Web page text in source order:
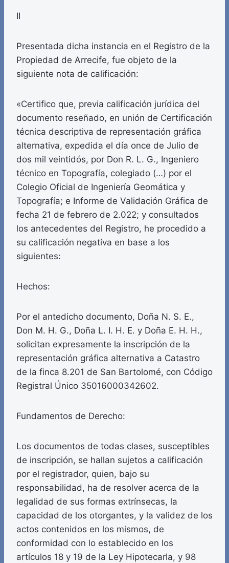
II
Presentada dicha instancia en el Registro de la
Propiedad de Arrecife, fue objeto de la
siguiente nota de calificación:
«Certifico que, previa calificación jurídica del
documento reseñado, en unión de Certificación
técnica descriptiva de representación gráfica
alternativa, expedida el día once de Julio de
dos mil veintidós, por Don R. L. G., Ingeniero
técnico en Topografía, colegiado (…) por el
Colegio Oficial de Ingeniería Geomática y
Topografía; e Informe de Validación Gráfica de
fecha 21 de febrero de 2.022; y consultados
los antecedentes del Registro, he procedido a
su calificación negativa en base a los
siguientes:
Hechos:
Por el antedicho documento, Doña N. S. E.,
Don M. H. G., Doña L. I. H. E. y Doña E. H. H.,
solicitan expresamente la inscripción de la
representación gráfica alternativa a Catastro
de la finca 8.201 de San Bartolomé, con Código
Registral Único 35016000342602.
Fundamentos de Derecho:
Los documentos de todas clases, susceptibles
de inscripción, se hallan sujetos a calificación
por el registrador, quien, bajo su
responsabilidad, ha de resolver acerca de la
legalidad de sus formas extrínsecas, la
capacidad de los otorgantes, y la validez de los
actos contenidos en los mismos, de
conformidad con lo establecido en los
artículos 18 y 19 de la Ley Hipotecarla, y 98